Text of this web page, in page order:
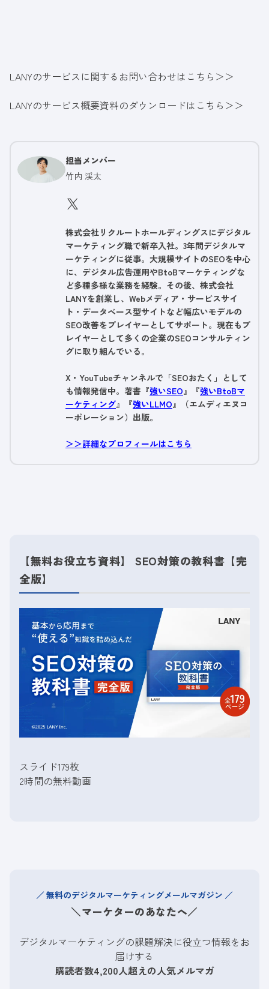
LANYのサービスに関するお問い合わせはこちら＞＞
LANYのサービス概要資料のダウンロードはこちら＞＞
担当メンバー
竹内 渓太
株式会社リクルートホールディングスにデジタル
マーケティング職で新卒入社。3年間デジタルマ
ーケティングに従事。大規模サイトのSEOを中心
に、デジタル広告運用やBtoBマーケティングな
ど多種多様な業務を経験。その後、株式会社
LANYを創業し、Webメディア・サービスサイ
ト・データベース型サイトなど幅広いモデルの
SEO改善をプレイヤーとしてサポート。現在もプ
レイヤーとして多くの企業のSEOコンサルティン
グに取り組んでいる。
X・YouTubeチャンネルで「SEOおたく」として
も情報発信中。著書『強いSEO』『強いBtoBマ
ーケティング』『強いLLMO』（エムディエヌコ
ーポレーション）出版。
＞＞詳細なプロフィールはこちら
【無料お役立ち資料】 SEO対策の教科書【完
全版】
スライド179枚
2時間の無料動画
無料のデジタルマーケティングメールマガジン
＼マーケターのあなたへ／
デジタルマーケティングの課題解決に役立つ情報をお
届けする
購読者数4,200人超えの人気メルマガ